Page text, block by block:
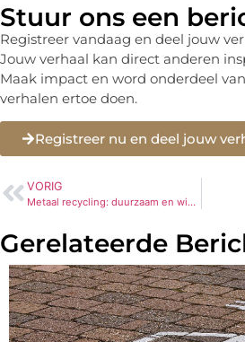
Stuur ons een
Registreer vandaag en deel jouw
Jouw verhaal kan direct anderen
Maak impact en word onderdeel
verhalen ertoe doen.
Registreer nu en deel jouw
VORIG
Metaal recycling: duurzaam en winstgevend
Gerelateerde